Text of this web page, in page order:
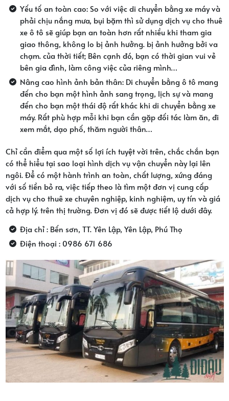
Yếu tố an toàn cao: So với việc di chuyển bằng xe máy và
phải chịu nắng mưa, bụi bặm thì sử dụng dịch vụ cho thuê
xe ô tô sẽ giúp bạn an toàn hơn rất nhiều khi tham gia
giao thông, không lo bị ảnh hưởng. bị ảnh hưởng bởi va
chạm. của thời tiết; Bên cạnh đó, bạn có thời gian vui vẻ
bên gia đình, làm công việc của riêng mình…
Nâng cao hình ảnh bản thân: Di chuyển bằng ô tô mang
đến cho bạn một hình ảnh sang trọng, lịch sự và mang
đến cho bạn một thái độ rất khác khi di chuyển bằng xe
máy. Rất phù hợp mỗi khi bạn cần gặp đối tác làm ăn, đi
xem mắt, dạo phố, thăm người thân…
Chỉ cần điểm qua một số lợi ích tuyệt vời trên, chắc chắn bạn
có thể hiểu tại sao loại hình dịch vụ vận chuyển này lại lên
ngôi. Để có một hành trình an toàn, chất lượng, xứng đáng
với số tiền bỏ ra, việc tiếp theo là tìm một đơn vị cung cấp
dịch vụ cho thuê xe chuyên nghiệp, kinh nghiệm, uy tín và giá
cả hợp lý. trên thị trường. Đơn vị đó sẽ được tiết lộ dưới đây.
Địa chỉ : Bến sơn, TT. Yên Lập, Yên Lập, Phú Thọ
Điện thoại : 0986 671 686